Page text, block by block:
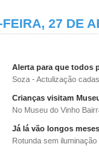
27 DE
Alerta para que todos
Soza - Actulização
Crianças visitam
No Museu do Vinho
Já lá vão longos meses
Rotunda sem